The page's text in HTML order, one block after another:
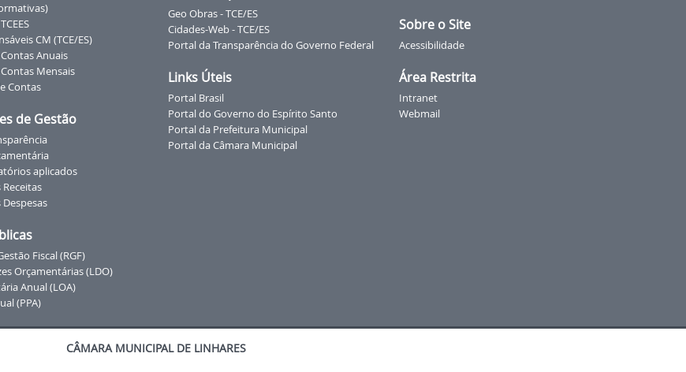
CM (TCE/ES)
Anuais
Mensais
Contas
de Gestão
aplicados
Receitas
Fiscal (RGF)
Orçamentárias (LDO)
Anual (LOA)
(PPA)
Geo Obras - TCE/ES
Cidades-Web - TCE/ES
Portal da Transparência do Governo Federal
Links Úteis
Portal Brasil
Portal do Governo do Espírito Santo
Portal da Prefeitura Municipal
Portal da Câmara Municipal
Sobre o Site
Acessibilidade
Área Restrita
Intranet
Webmail
CÂMARA MUNICIPAL DE LINHARES